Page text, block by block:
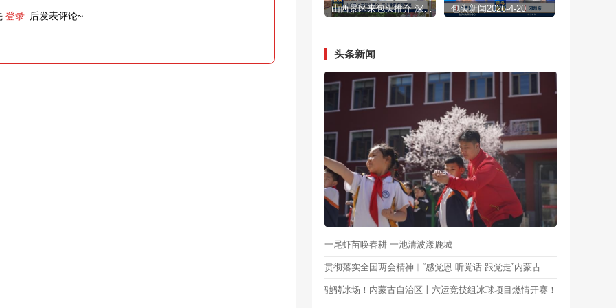
登录 后发表评论~
山西景区来包头推介 深化晋蒙文旅交流 包头新闻2026-4-20
头条新闻
一尾虾苗唤春耕 一池清波漾鹿城
贯彻落实全国两会精神︱“感党恩 听党话 跟党走”内蒙古自治区理论学习轻骑兵示范宣讲团走进包头市高校
驰骋冰场！内蒙古自治区十六运竞技组冰球项目燃情开赛！